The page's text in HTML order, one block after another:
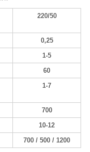
220/50
0,25
1-5
60
1-7
700
10-12
700 / 500 / 1200